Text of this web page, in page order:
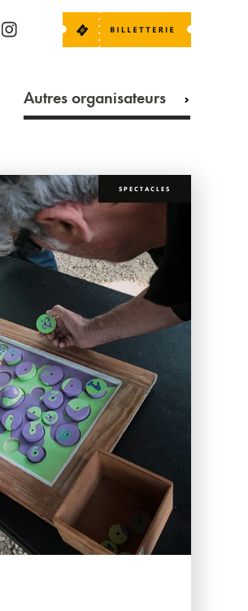
Autres organisateurs
SPECTACLES